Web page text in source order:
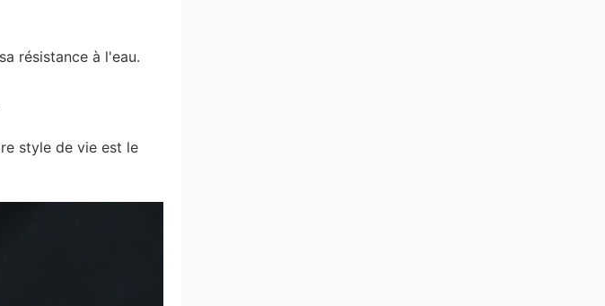
résistance à l'eau.
style de vie est le